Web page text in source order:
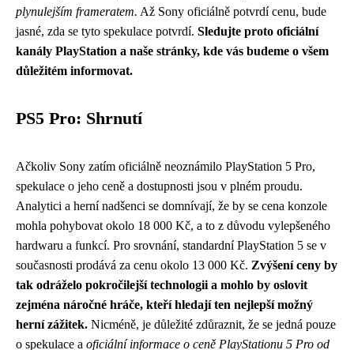
plynulejším frameratem. Až Sony oficiálně potvrdí cenu, bude
jasné, zda se tyto spekulace potvrdí. Sledujte proto oficiální
kanály PlayStation a naše stránky, kde vás budeme o všem
důležitém informovat.
PS5 Pro: Shrnutí
Ačkoliv Sony zatím oficiálně neoznámilo PlayStation 5 Pro,
spekulace o jeho ceně a dostupnosti jsou v plném proudu.
Analytici a herní nadšenci se domnívají, že by se cena konzole
mohla pohybovat okolo 18 000 Kč, a to z důvodu vylepšeného
hardwaru a funkcí. Pro srovnání, standardní PlayStation 5 se v
současnosti prodává za cenu okolo 13 000 Kč. Zvýšení ceny by
tak odráželo pokročilejší technologii a mohlo by oslovit
zejména náročné hráče, kteří hledají ten nejlepší možný
herní zážitek. Nicméně, je důležité zdůraznit, že se jedná pouze
o spekulace a oficiální informace o ceně PlayStationu 5 Pro od